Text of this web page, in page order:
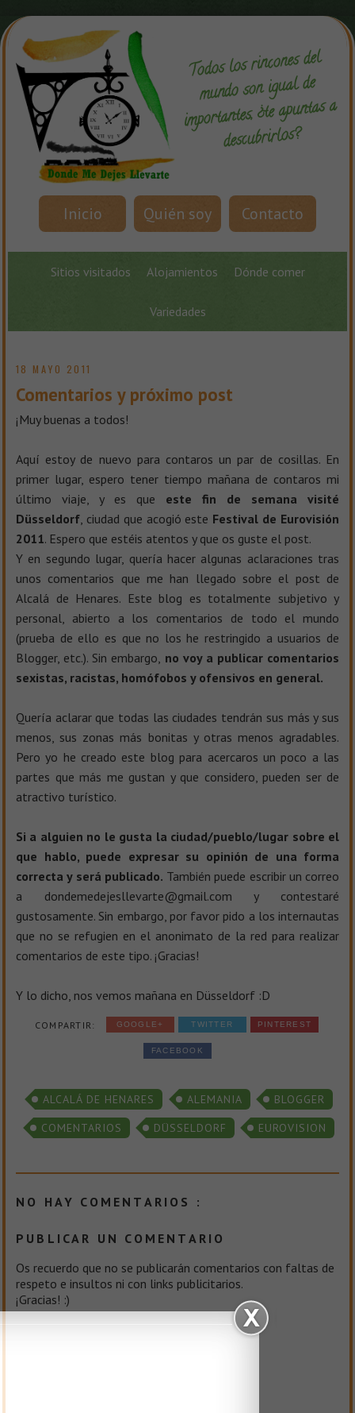
Todos los rincones del
mundo son igual de
importantes, ¿te apuntas a
descubrirlos?
Inicio Quién soy Contacto
Sitios visitados Alojamientos Dónde comer
Variedades
18 MAYO 2011
Comentarios y próximo post
¡Muy buenas a todos!
Aquí estoy de nuevo para contaros un par de cosillas. En
primer lugar, espero tener tiempo mañana de contaros mi
último viaje, y es que este fin de semana visité
Düsseldorf , ciudad que acogió este Festival de Eurovisión
2011. Espero que estéis atentos y que os guste el post.
Y en segundo lugar, quería hacer algunas aclaraciones tras
unos comentarios que me han llegado sobre el post de
Alcalá de Henares. Este blog es totalmente subjetivo y
personal, abierto a los comentarios de todo el mundo
(prueba de ello es que no los he restringido a usuarios de
Blogger, etc.). Sin embargo, no voy a publicar comentarios
sexistas, racistas, homófobos y ofensivos en general.
Quería aclarar que todas las ciudades tendrán sus más y sus
menos, sus zonas más bonitas y otras menos agradables.
Pero yo he creado este blog para acercaros un poco a las
partes que más me gustan y que considero, pueden ser de
atractivo turístico.
Si a alguien no le gusta la ciudad/pueblo/lugar sobre el
que hablo, puede expresar su opinión de una forma
correcta y será publicado. También puede escribir un correo
a dondemedejesllevarte@gmail.com y contestaré
gustosamente. Sin embargo, por favor pido a los internautas
que no se refugien en el anonimato de la red para realizar
comentarios de este tipo. ¡Gracias!
Y lo dicho, nos vemos mañana en Düsseldorf :D
COMPARTIR: GOOGLE+ TWITTER PINTEREST
FACEBOOK
ALCALÁ DE HENARES ALEMANIA
BLOGGER
COMENTARIOS
DÜSSELDORF EUROVISION
NO HAY COMENTARIOS :
PUBLICAR UN COMENTARIO
Os recuerdo que no se publicarán comentarios con faltas de
respeto e insultos ni con links publicitarios.
¡Gracias! :)